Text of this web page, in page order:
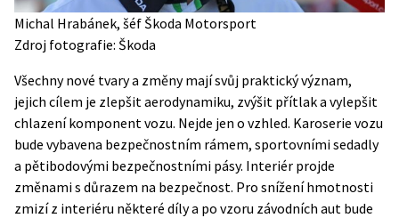
Michal Hrabánek, šéf Škoda Motorsport
Zdroj fotografie: Škoda
Všechny nové tvary a změny mají svůj praktický význam,
jejich cílem je zlepšit aerodynamiku, zvýšit přítlak a vylepšit
chlazení komponent vozu. Nejde jen o vzhled. Karoserie vozu
bude vybavena bezpečnostním rámem, sportovními sedadly
a pětibodovými bezpečnostními pásy. Interiér projde
změnami s důrazem na bezpečnost. Pro snížení hmotnosti
zmizí z interiéru některé díly a po vzoru závodních aut bude